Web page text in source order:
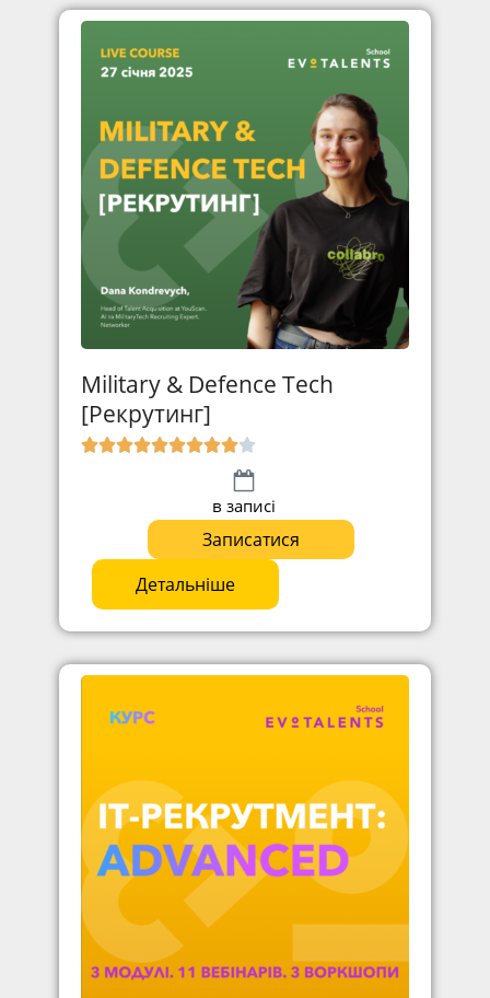
Military & Defence Tech
[Рекрутинг]
в записі
Записатися
Детальніше